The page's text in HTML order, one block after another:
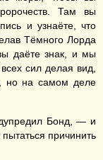
Там вы
и узнаёте, что
Тёмного Лорда
даёте знак, и мы
сил делая вид,
но на самом деле
Бонд, — и
причинить